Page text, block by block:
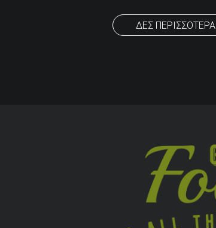
ΔΕΣ ΠΕΡΙΣΣΟΤΕΡΑ